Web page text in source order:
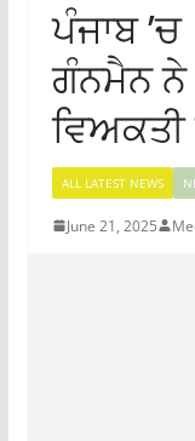
ਪੰਜਾਬ
ਗੰਨਮੈਨ
ਵਿਅਕਤੀ
ALL LATEST NEWS
June 21, 2025